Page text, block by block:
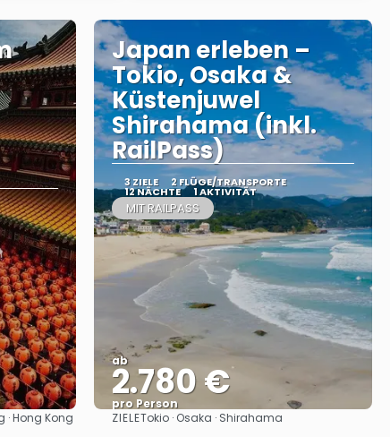
· Hong Kong
Japan erleben –
Tokio, Osaka &
Küstenjuwel
Shirahama (inkl.
RailPass)
3 ZIELE 2 FLÜGE/TRANSPORTE
12 NÄCHTE 1 AKTIVITÄT
MIT RAILPASS
ab
2.780 €
pro Person
Sehen
ZIELETokio · Osaka · Shirahama